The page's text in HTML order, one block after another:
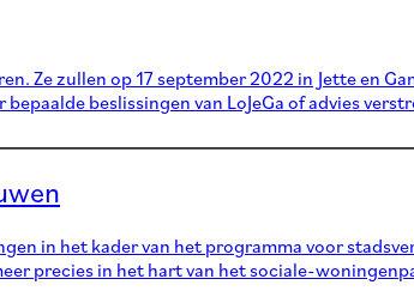
Ze zullen op 17 september 2022 in Jette en
beslissingen van LoJeGa of advies
in het kader van het programma voor
precies in het hart van het sociale-